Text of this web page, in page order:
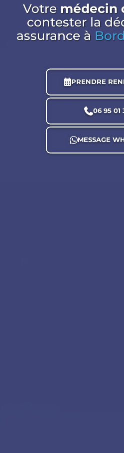
Votre médecin
contester la
assuranceà
PRENDRE
06 95 01
MESSAGE